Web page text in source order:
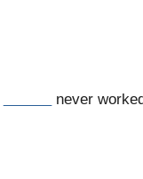
never